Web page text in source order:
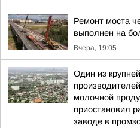
Ремонт моста
выполнен на
Вчера, 19:05
Один из
молочной
приостановил
заводе в